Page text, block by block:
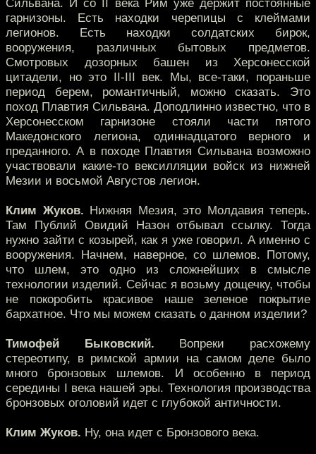
Сильвана. И со II века Рим уже держит постоянные
гарнизоны. Есть находки черепицы с клеймами
легионов. Есть находки солдатских бирок,
вооружения, различных бытовых предметов.
Смотровых дозорных башен из Херсонесской
цитадели, но это II-III век. Мы, все-таки, пораньше
период берем, романтичный, можно сказать. Это
поход Плавтия Сильвана. Доподлинно известно, что в
Херсонесском гарнизоне стояли части пятого
Македонского легиона, одиннадцатого верного и
преданного. А в походе Плавтия Сильвана возможно
участвовали какие-то вексилляции войск из нижней
Мезии и восьмой Августов легион.
Клим Жуков. Нижняя Мезия, это Молдавия теперь.
Там Публий Овидий Назон отбывал ссылку. Тогда
нужно зайти с козырей, как я уже говорил. А именно с
вооружения. Начнем, наверное, со шлемов. Потому,
что шлем, это одно из сложнейших в смысле
технологии изделий. Сейчас я возьму дощечку, чтобы
не покоробить красивое наше зеленое покрытие
бархатное. Что мы можем сказать о данном изделии?
Тимофей Быковский. Вопреки расхожему
стереотипу, в римской армии на самом деле было
много бронзовых шлемов. И особенно в период
середины I века нашей эры. Технология производства
бронзовых оголовий идет с глубокой античности.
Клим Жуков. Ну, она идет с Бронзового века.